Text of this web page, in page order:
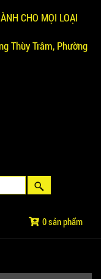
CHO MỌI LOẠI
Thùy Trâm, Phường
0 sản phẩm